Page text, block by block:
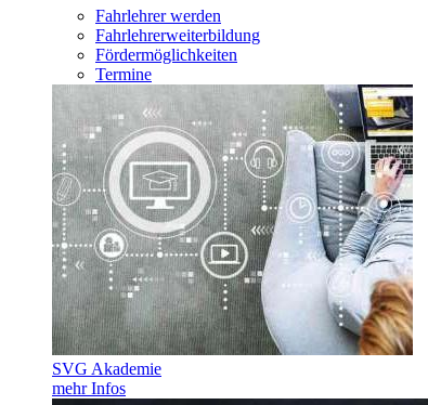
Fahrlehrer werden
Fahrlehrerweiterbildung
Fördermöglichkeiten
Termine
SVG Akademie
mehr Infos